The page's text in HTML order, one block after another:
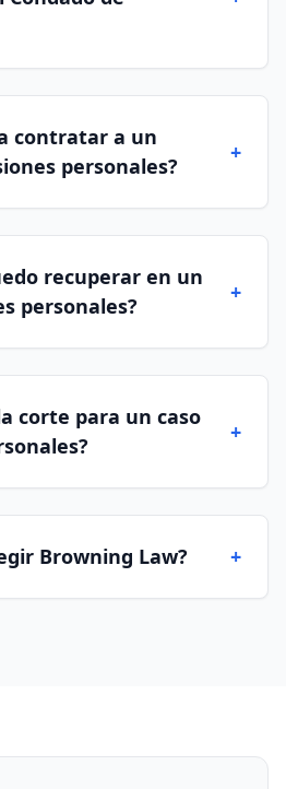
contratar a un
personales?
+
recuperar en un
personales?
+
corte para un caso
+
Browning Law? +